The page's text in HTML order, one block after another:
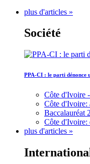
plus d'articles »
Société
PPA-CI : le parti dénonce
Côte d'Ivoire
Côte d'Ivoire:
Baccalauréat
Côte d'Ivoire:
plus d'articles »
International